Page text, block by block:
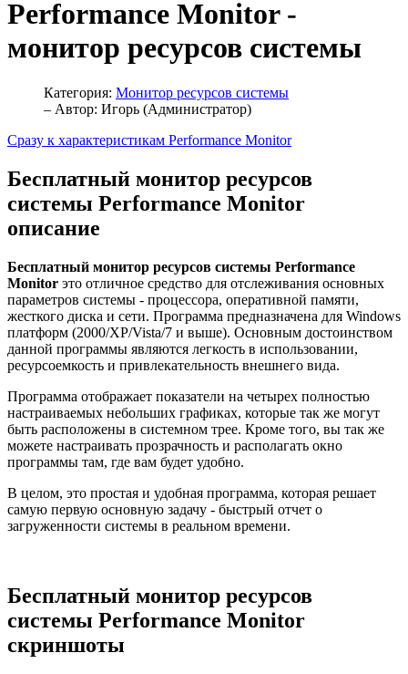
Performance Monitor -
монитор ресурсов системы
Категория: Монитор ресурсов системы
– Автор: Игорь (Администратор)
Сразу к характеристикам Performance Monitor
Бесплатный монитор ресурсов
системы Performance Monitor
описание
Бесплатный монитор ресурсов системы Performance
Monitor это отличное средство для отслеживания основных
параметров системы - процессора, оперативной памяти,
жесткого диска и сети. Программа предназначена для Windows
платформ (2000/XP/Vista/7 и выше). Основным достоинством
данной программы являются легкость в использовании,
ресурсоемкость и привлекательность внешнего вида.
Программа отображает показатели на четырех полностью
настраиваемых небольших графиках, которые так же могут
быть расположены в системном трее. Кроме того, вы так же
можете настраивать прозрачность и располагать окно
программы там, где вам будет удобно.
В целом, это простая и удобная программа, которая решает
самую первую основную задачу - быстрый отчет о
загруженности системы в реальном времени.
Бесплатный монитор ресурсов
системы Performance Monitor
скриншоты